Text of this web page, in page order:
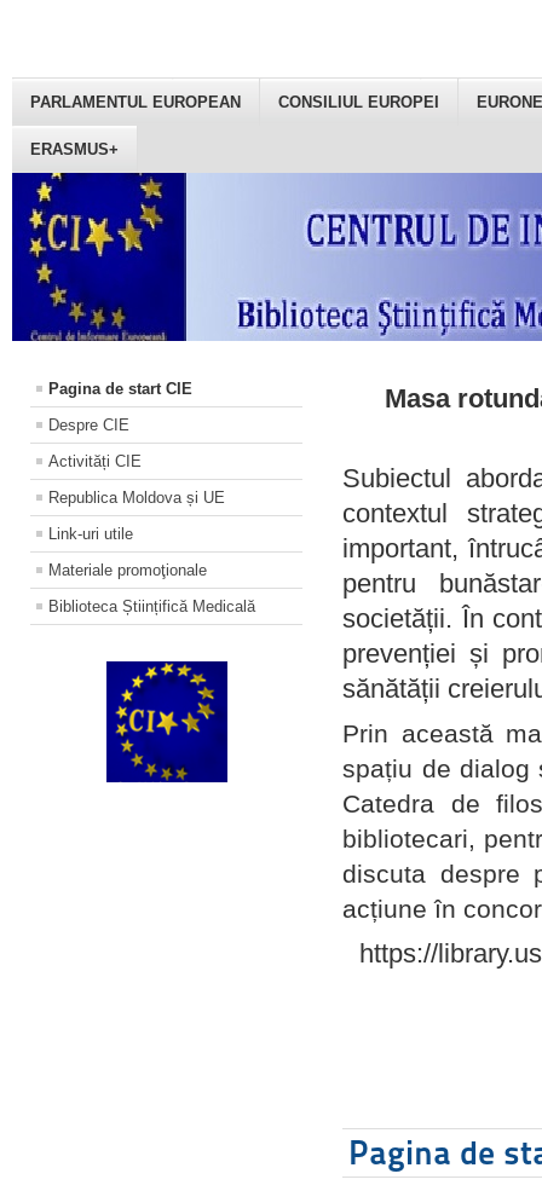
PARLAMENTUL EUROPEAN CONSILIUL EUROPEI
ERASMUS+
Pagina de start CIE
Despre CIE
Activități CIE
Republica Moldova și UE
Link-uri utile
Materiale promoţionale
Biblioteca Științifică Medicală
Masa
Subiectul
contextul
important,
pentru
societății. În
prevenției și
sănătății
Prin această
spațiu de dialog
Catedra de
bibliotecari,
discuta despre
acțiune în
https://
Pagina de